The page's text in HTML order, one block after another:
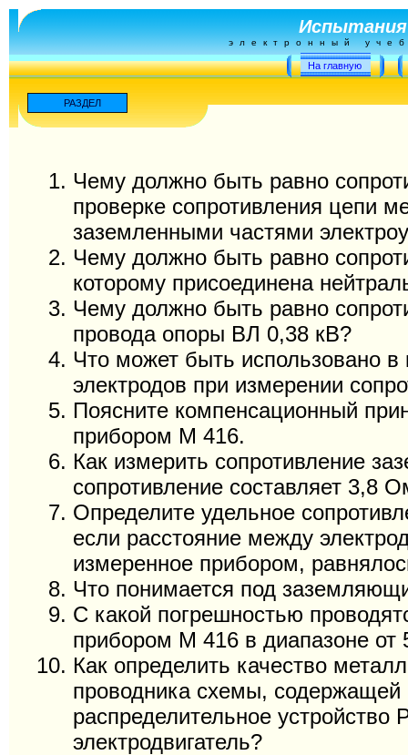
РАЗДЕЛ
Испытания
электронный
На главную
Чему должно быть равно
проверке сопротивления цепи
заземленными частями
Чему должно быть равно
которому присоединена
Чему должно быть равно
провода опоры ВЛ 0,38 кВ?
Что может быть использовано в
электродов при измерении
Поясните компенсационный
прибором М 416.
Как измерить сопротивление
сопротивление составляет 3,8
Определите удельное
если расстояние между
измеренное прибором,
Что понимается под
С какой погрешностью
прибором М 416 в диапазоне
Как определить качество
проводника схемы,
распределительное устройство
электродвигатель?